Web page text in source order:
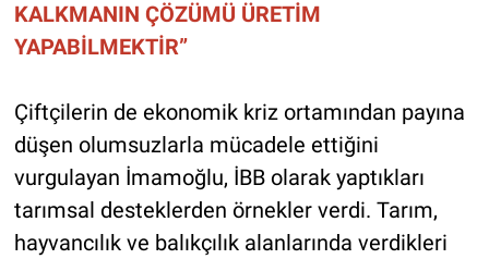
KALKMANIN ÇÖZÜMÜ ÜRETİM
YAPABİLMEKTİR”
Çiftçilerin de ekonomik kriz ortamından payına
düşen olumsuzlarla mücadele ettiğini
vurgulayan İmamoğlu, İBB olarak yaptıkları
tarımsal desteklerden örnekler verdi. Tarım,
hayvancılık ve balıkçılık alanlarında verdikleri